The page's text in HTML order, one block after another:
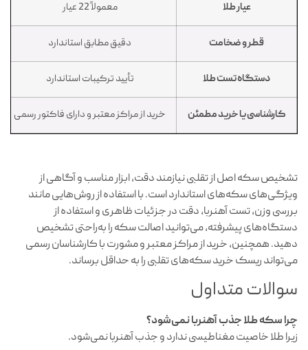
عیار طلا معمولاً 22 عیار
قطر و ضخامت دقیق مطابق استاندارد
دستگاه تست طلا تأیید ترکیبات استاندارد
کارشناسی یا خرید مطمئن خرید از مراکز معتبر و دارای فاکتور رسمی
تشخیص سکه اصل از تقلبی نیازمند دقت، ابزار مناسب و آگاهی از
ویژگی‌های سکه‌های استاندارد است. با استفاده از روش‌هایی مانند
بررسی وزن، تست آهنربا، دقت در جزئیات ظاهری و استفاده از
دستگاه‌های پیشرفته، می‌توانید اصالت سکه را به‌راحتی تشخیص
دهید. همچنین، خرید از مراکز معتبر و مشورت با کارشناسان رسمی
می‌تواند ریسک خرید سکه‌های تقلبی را به حداقل برساند.
سوالات متداول
چرا سکه طلا جذب آهنربا نمی‌شود؟
زیرا طلا خاصیت مغناطیسی ندارد و جذب آهنربا نمی‌شود.